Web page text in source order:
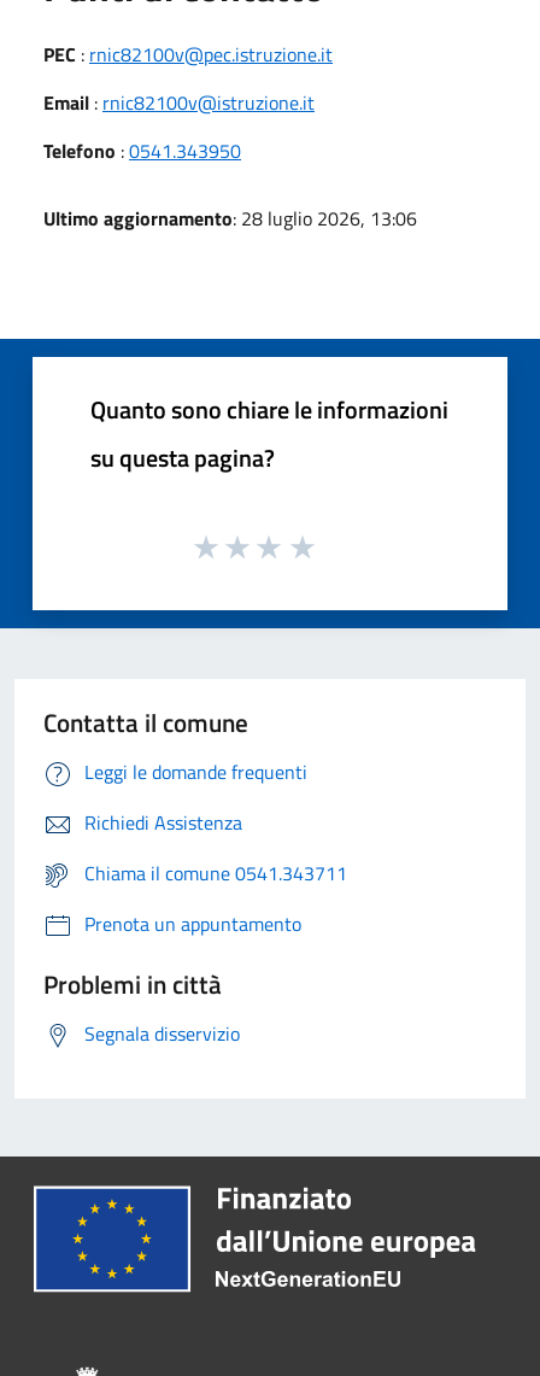
PEC : rnic82100v@pec.istruzione.it
Email : rnic82100v@istruzione.it
Telefono :0541.343950
Ultimo aggiornamento: 28 luglio 2026, 13:06
Quanto sono chiare le informazioni
su questa pagina?
Contatta il comune
Leggi le domande frequenti
Richiedi Assistenza
Chiama il comune 0541.343711
Prenota un appuntamento
Problemi in città
Segnala disservizio